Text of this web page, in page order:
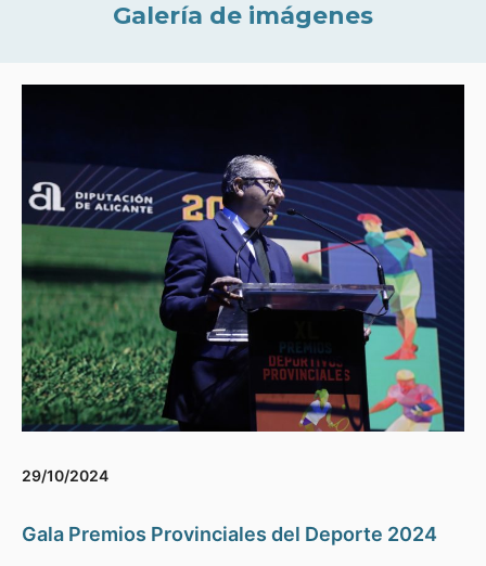
Galería de imágenes
29/10/2024
Gala Premios Provinciales del Deporte 2024